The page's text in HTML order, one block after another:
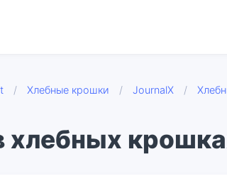
/ Хлебные крошки / JournalX /
хлебных